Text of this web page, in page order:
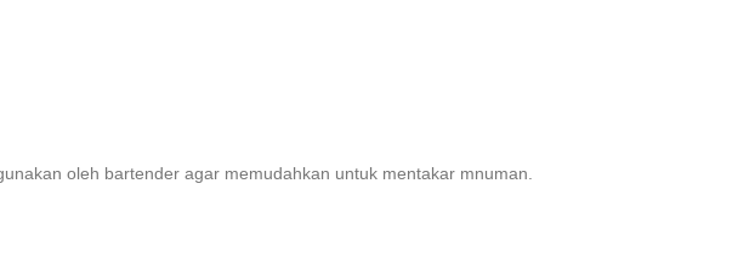
oleh bartender agar memudahkan untuk mentakar mnuman.